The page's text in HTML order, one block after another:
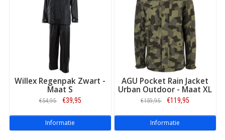
Willex Regenpak Zwart -
Maat S
€54,95 €39,95
Informatie
AGU Pocket Rain Jacket
Urban Outdoor - Maat XL
€159,95 €119,95
Informatie